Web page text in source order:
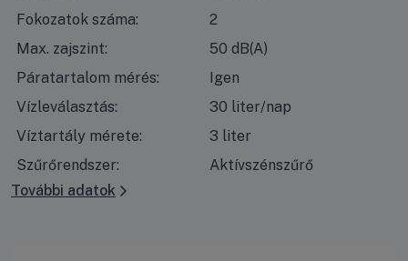
Fokozatok száma:
2
Max. zajszint:
50 dB(A)
Páratartalom mérés:
Igen
Vízleválasztás:
30 liter/nap
Víztartály mérete:
3 liter
Szűrőrendszer:
Aktívszénszűrő
További adatok